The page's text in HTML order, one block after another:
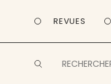
REVUES